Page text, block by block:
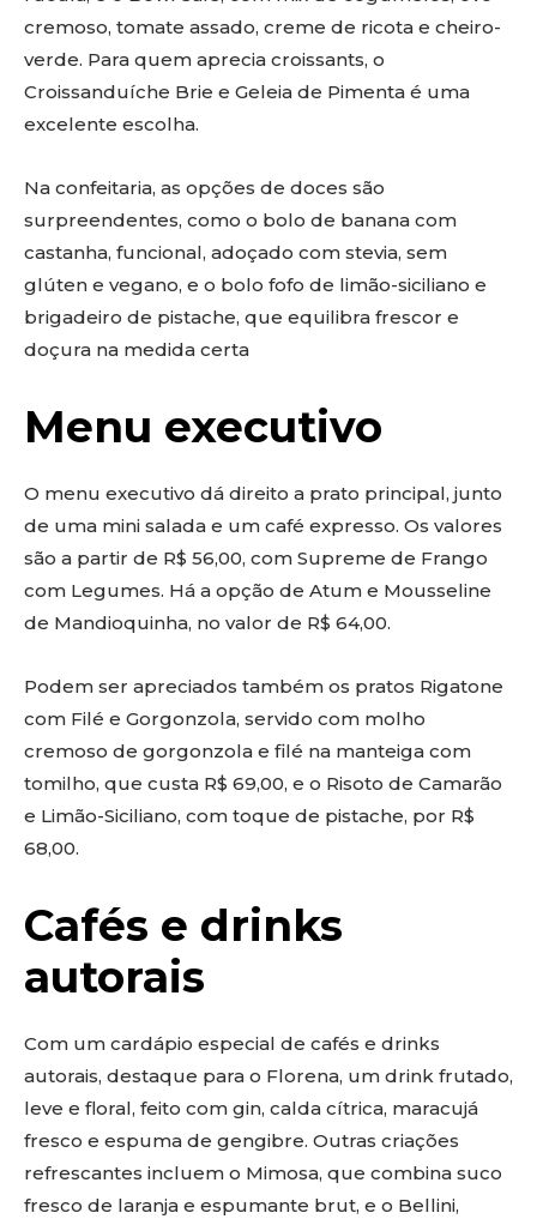
cremoso, tomate assado, creme de ricota e cheiro-
verde. Para quem aprecia croissants, o
Croissanduíche Brie e Geleia de Pimenta é uma
excelente escolha.
Na confeitaria, as opções de doces são
surpreendentes, como o bolo de banana com
castanha, funcional, adoçado com stevia, sem
glúten e vegano, e o bolo fofo de limão-siciliano e
brigadeiro de pistache, que equilibra frescor e
doçura na medida certa
Menu executivo
O menu executivo dá direito a prato principal, junto
de uma mini salada e um café expresso. Os valores
são a partir de R$ 56,00, com Supreme de Frango
com Legumes. Há a opção de Atum e Mousseline
de Mandioquinha, no valor de R$ 64,00.
Podem ser apreciados também os pratos Rigatone
com Filé e Gorgonzola, servido com molho
cremoso de gorgonzola e filé na manteiga com
tomilho, que custa R$ 69,00, e o Risoto de Camarão
e Limão-Siciliano, com toque de pistache, por R$
68,00.
Cafés e drinks
autorais
Com um cardápio especial de cafés e drinks
autorais, destaque para o Florena, um drink frutado,
leve e floral, feito com gin, calda cítrica, maracujá
fresco e espuma de gengibre. Outras criações
refrescantes incluem o Mimosa, que combina suco
fresco de laranja e espumante brut, e o Bellini,